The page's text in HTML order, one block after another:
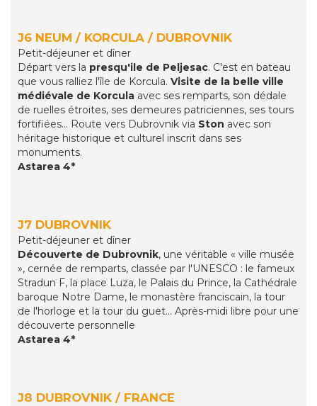
J6 NEUM / KORCULA / DUBROVNIK
Petit-déjeuner et dîner
Départ vers la presqu'ile de Peljesac. C'est en bateau
que vous ralliez l'île de Korcula. Visite de la belle ville
médiévale de Korcula avec ses remparts, son dédale
de ruelles étroites, ses demeures patriciennes, ses tours
fortifiées... Route vers Dubrovnik via Ston avec son
héritage historique et culturel inscrit dans ses
monuments.
Astarea 4*
J7 DUBROVNIK
Petit-déjeuner et dîner
Découverte de Dubrovnik, une véritable « ville musée
», cernée de remparts, classée par l'UNESCO : le fameux
Stradun F, la place Luza, le Palais du Prince, la Cathédrale
baroque Notre Dame, le monastère franciscain, la tour
de l'horloge et la tour du guet... Après-midi libre pour une
découverte personnelle
Astarea 4*
J8 DUBROVNIK / FRANCE